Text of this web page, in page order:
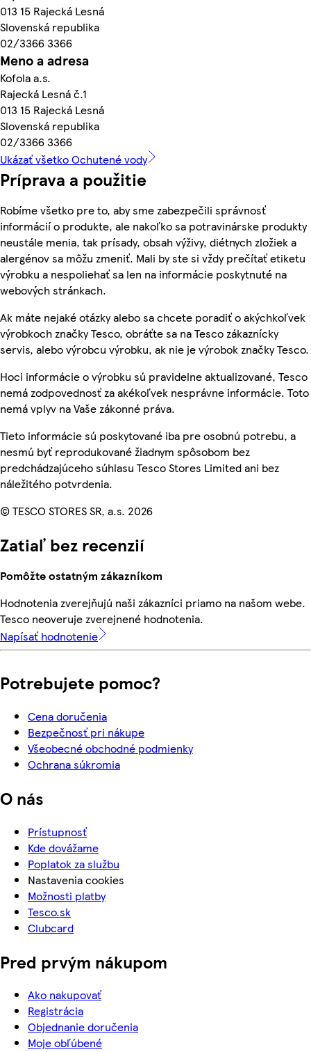
013 15 Rajecká Lesná
Slovenská republika
02/3366 3366
Meno a adresa
Kofola a.s.
Rajecká Lesná č.1
013 15 Rajecká Lesná
Slovenská republika
02/3366 3366
Ukázať všetko Ochutené vody
Príprava a použitie
Robíme všetko pre to, aby sme zabezpečili správnosť
informácií o produkte, ale nakoľko sa potravinárske produkty
neustále menia, tak prísady, obsah výživy, diétnych zložiek a
alergénov sa môžu zmeniť. Mali by ste si vždy prečítať etiketu
výrobku a nespoliehať sa len na informácie poskytnuté na
webových stránkach.
Ak máte nejaké otázky alebo sa chcete poradiť o akýchkoľvek
výrobkoch značky Tesco, obráťte sa na Tesco zákaznícky
servis, alebo výrobcu výrobku, ak nie je výrobok značky Tesco.
Hoci informácie o výrobku sú pravidelne aktualizované, Tesco
nemá zodpovednosť za akékoľvek nesprávne informácie. Toto
nemá vplyv na Vaše zákonné práva.
Tieto informácie sú poskytované iba pre osobnú potrebu, a
nesmú byť reprodukované žiadnym spôsobom bez
predchádzajúceho súhlasu Tesco Stores Limited ani bez
náležitého potvrdenia.
© TESCO STORES SR, a.s. 2026
Zatiaľ bez recenzií
Pomôžte ostatným zákazníkom
Hodnotenia zverejňujú naši zákazníci priamo na našom webe.
Tesco neoveruje zverejnené hodnotenia.
Napísať hodnotenie
Potrebujete pomoc?
Cena doručenia
Bezpečnosť pri nákupe
Všeobecné obchodné podmienky
Ochrana súkromia
O nás
Prístupnosť
Kde dovážame
Poplatok za službu
Nastavenia cookies
Možnosti platby
Tesco.sk
Clubcard
Pred prvým nákupom
Ako nakupovať
Registrácia
Objednanie doručenia
Moje obľúbené